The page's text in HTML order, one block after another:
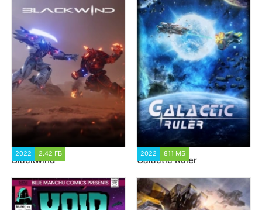
2022 2.42 ГБ
Blackwind
2022 811 МБ
Galactic Ruler